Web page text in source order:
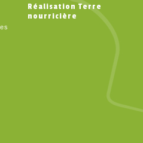
Réalisation Terre
nourricière